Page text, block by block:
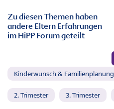
Zu diesen Themen haben
andere Eltern Erfahrungen
im HiPP Forum geteilt
Kinderwunsch & Familienplanung
2. Trimester 3. Trimester